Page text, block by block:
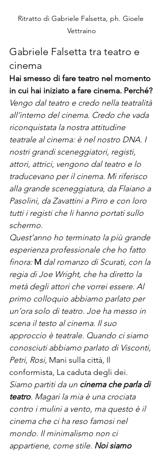
Ritratto di Gabriele Falsetta, ph. Gioele
Vettraino
Gabriele Falsetta tra teatro e
cinema
Hai smesso di fare teatro nel momento
in cui hai iniziato a fare cinema. Perché?
Vengo dal teatro e credo nella teatralità
all’interno del cinema. Credo che vada
riconquistata la nostra attitudine
teatrale al cinema: è nel nostro DNA. I
nostri grandi sceneggiatori, registi,
attori, attrici, vengono dal teatro e lo
traducevano per il cinema. Mi riferisco
alla grande sceneggiatura, da Flaiano a
Pasolini, da Zavattini a Pirro e con loro
tutti i registi che li hanno portati sullo
schermo.
Quest’anno ho terminato la più grande
esperienza professionale che ho fatto
finora: M dal romanzo di Scurati, con la
regia di Joe Wright, che ha diretto la
metà degli attori che vorrei essere. Al
primo colloquio abbiamo parlato per
un’ora solo di teatro. Joe ha messo in
scena il testo al cinema. Il suo
approccio è teatrale. Quando ci siamo
conosciuti abbiamo parlato di Visconti,
Petri, Rosi, Mani sulla città, Il
conformista, La caduta degli dei.
Siamo partiti da un cinema che parla di
teatro. Magari la mia è una crociata
contro i mulini a vento, ma questo è il
cinema che ci ha reso famosi nel
mondo. Il minimalismo non ci
appartiene, come stile. Noi siamo